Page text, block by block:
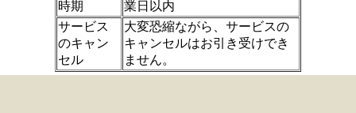
時期
業日以内
サービス
のキャン
セル
大変恐縮ながら、サービスの
キャンセルはお引き受けでき
ません。